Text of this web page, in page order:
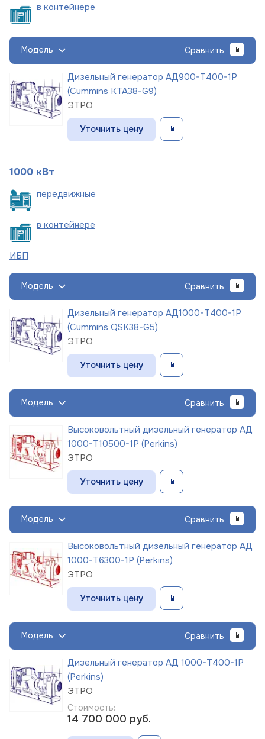
в контейнере
Модель Сравнить
Дизельный генератор АД900-Т400-1Р
(Cummins KTA38-G9)
ЭТРО
Уточнить цену
1000 кВт
передвижные
в контейнере
ИБП
Модель Сравнить
Дизельный генератор АД1000-Т400-1Р
(Cummins QSK38-G5)
ЭТРО
Уточнить цену
Модель Сравнить
Высоковольтный дизельный генератор АД
1000-Т10500-1Р (Perkins)
ЭТРО
Уточнить цену
Модель Сравнить
Высоковольтный дизельный генератор АД
1000-Т6300-1Р (Perkins)
ЭТРО
Уточнить цену
Модель Сравнить
Дизельный генератор АД 1000-Т400-1Р
(Perkins)
ЭТРО
Стоимость:
14 700 000 руб.